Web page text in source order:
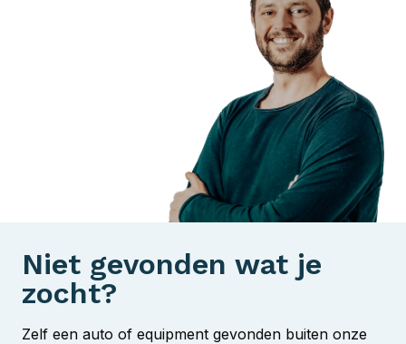
Niet gevonden wat je
zocht?
Zelf een auto of equipment gevonden buiten onze